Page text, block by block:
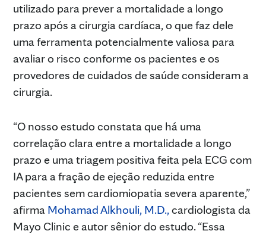
utilizado para prever a mortalidade a longo
prazo após a cirurgia cardíaca, o que faz dele
uma ferramenta potencialmente valiosa para
avaliar o risco conforme os pacientes e os
provedores de cuidados de saúde consideram a
cirurgia.
“O nosso estudo constata que há uma
correlação clara entre a mortalidade a longo
prazo e uma triagem positiva feita pela ECG com
IA para a fração de ejeção reduzida entre
pacientes sem cardiomiopatia severa aparente,”
afirma Mohamad Alkhouli, M.D.,cardiologista da
Mayo Clinic e autor sênior do estudo. “Essa